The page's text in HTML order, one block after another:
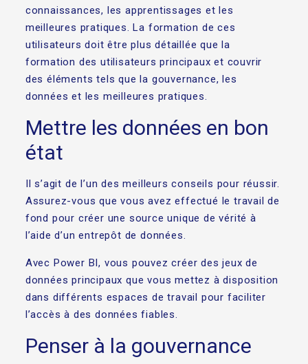
connaissances, les apprentissages et les
meilleures pratiques. La formation de ces
utilisateurs doit être plus détaillée que la
formation des utilisateurs principaux et couvrir
des éléments tels que la gouvernance, les
données et les meilleures pratiques.
Mettre les données en bon
état
Il s’agit de l’un des meilleurs conseils pour réussir.
Assurez-vous que vous avez effectué le travail de
fond pour créer une source unique de vérité à
l’aide d’un entrepôt de données.
Avec Power BI, vous pouvez créer des jeux de
données principaux que vous mettez à disposition
dans différents espaces de travail pour faciliter
l’accès à des données fiables.
Penser à la gouvernance